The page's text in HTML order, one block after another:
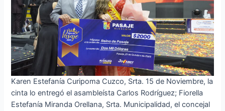
Karen Estefanía Curipoma Cuzco, Srta. 15 de Noviembre, la
cinta lo entregó el asambleísta Carlos Rodríguez; Fiorella
Estefanía Miranda Orellana, Srta. Municipalidad, el concejal